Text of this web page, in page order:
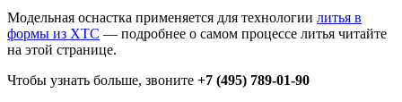
Модельная оснастка применяется для технологии литья в
формы из ХТС — подробнее о самом процессе литья читайте
на этой странице.
Чтобы узнать больше, звоните +7 (495) 789-01-90